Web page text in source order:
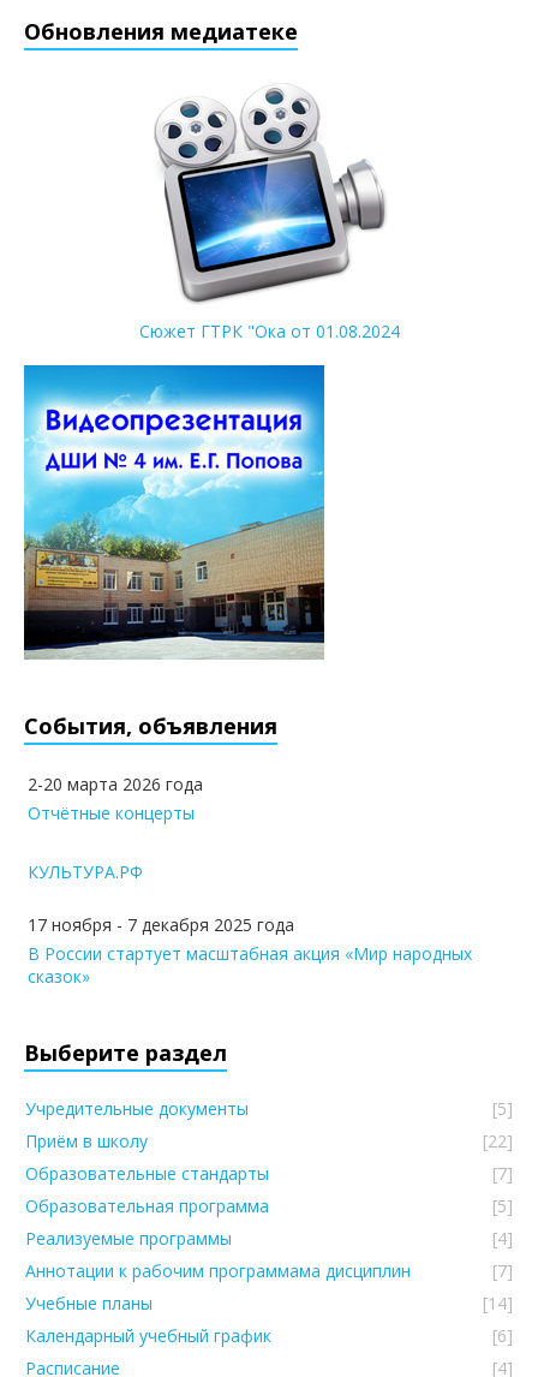
Обновления медиатеке
Сюжет ГТРК "Ока от 01.08.2024
События, объявления
2-20 марта 2026 года
Отчётные концерты
КУЛЬТУРА.РФ
17 ноября - 7 декабря 2025 года
В России стартует масштабная акция «Мир народных
сказок»
Выберите раздел
Учредительные документы
[5]
Приём в школу
[22]
Образовательные стандарты
[7]
Образовательная программа
[5]
Реализуемые программы
[4]
Аннотации к рабочим программама дисциплин
[7]
Учебные планы
[14]
Календарный учебный график
[6]
Расписание
[4]